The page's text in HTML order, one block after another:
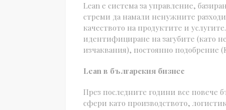
Lean е система за управление,
стреми да намали ненужните
качеството на продуктите и
идентифициране на загубите (като
изчаквания), постоянно подобрение
Lean в българския бизнес
През последните години все повече
сфери като производството,